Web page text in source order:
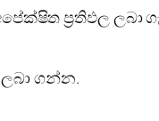
ප්‍රතිඵල ලබා
ගන්න.